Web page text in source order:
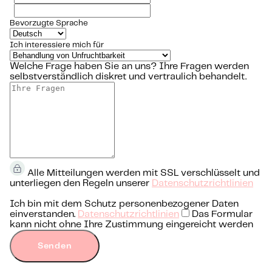
Bevorzugte Sprache
Ich interessiere mich für
Welche Frage haben Sie an uns? Ihre Fragen werden
selbstverständlich diskret und vertraulich behandelt.
Alle Mitteilungen werden mit SSL verschlüsselt und
unterliegen den Regeln unserer Datenschutzrichtlinien
Ich bin mit dem Schutz personenbezogener Daten
einverstanden. Datenschutzrichtlinien
Das Formular
kann nicht ohne Ihre Zustimmung eingereicht werden
Senden